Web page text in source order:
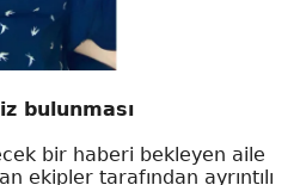
bulunması
bir haberi bekleyen aile
ekipler tarafından ayrıntılı